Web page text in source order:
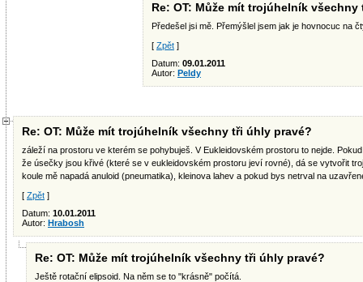
Re: OT: Může mít trojúhelník
Předešel jsi mě. Přemýšlel jsem jak je hovnocuc na
[ Zpět ]
Datum: 09.01.2011
Autor: Peldy
Re: OT: Může mít trojúhelník všechny tři úhly pravé?
záleží na prostoru ve kterém se pohybuješ. V Eukleidovském prostoru to nejde.
že úsečky jsou křivé (které se v eukleidovském prostoru jeví rovné), dá se vytvořit
koule mě napadá anuloid (pneumatika), kleinova lahev a pokud bys netrval na
[ Zpět ]
Datum: 10.01.2011
Autor: Hrabosh
Re: OT: Může mít trojúhelník všechny tři úhly pravé?
Ještě rotační elipsoid. Na něm se to "krásně" počítá.